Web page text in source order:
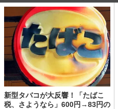
新型タバコが大反響！「たばこ
税、さようなら」600円→83円の